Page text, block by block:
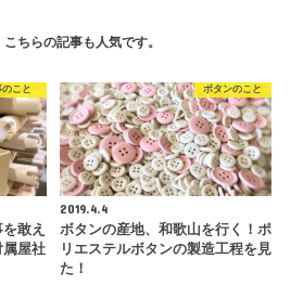
こちらの記事も人気です。
のこと
敢え
屋社
ボタンのこと
2019.4.4
ボタンの産地、和歌山を行く！ポ
リエステルボタンの製造工程を見
た！